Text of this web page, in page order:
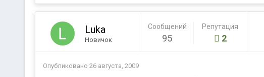
Luka
Новичок
Сообщений
95
Репутация
2
Опубликовано 26 августа, 2009